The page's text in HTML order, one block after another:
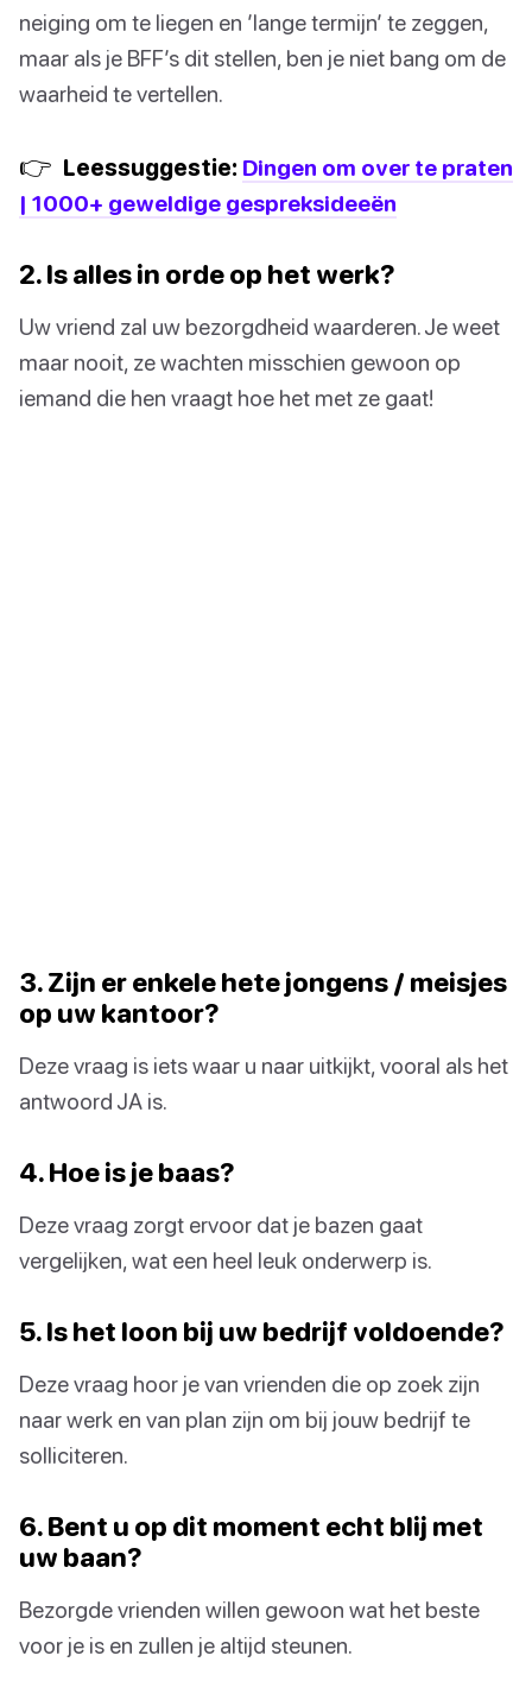
neiging om te liegen en ’lange termijn’ te zeggen,
maar als je BFF’s dit stellen, ben je niet bang om de
waarheid te vertellen.
👉 Leessuggestie: Dingen om over te praten
| 1000+ geweldige gespreksideeën
2. Is alles in orde op het werk?
Uw vriend zal uw bezorgdheid waarderen. Je weet
maar nooit, ze wachten misschien gewoon op
iemand die hen vraagt hoe het met ze gaat!
3. Zijn er enkele hete jongens / meisjes
op uw kantoor?
Deze vraag is iets waar u naar uitkijkt, vooral als het
antwoord JA is.
4. Hoe is je baas?
Deze vraag zorgt ervoor dat je bazen gaat
vergelijken, wat een heel leuk onderwerp is.
5. Is het loon bij uw bedrijf voldoende?
Deze vraag hoor je van vrienden die op zoek zijn
naar werk en van plan zijn om bij jouw bedrijf te
solliciteren.
6. Bent u op dit moment echt blij met
uw baan?
Bezorgde vrienden willen gewoon wat het beste
voor je is en zullen je altijd steunen.